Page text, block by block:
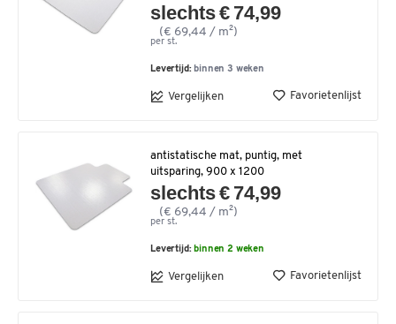
slechts € 74,99
(€ 69,44 / m²)
per st.
Levertijd:binnen 3 weken
Vergelijken Favorietenlijst
antistatische mat, puntig, met
uitsparing, 900 x 1200
slechts € 74,99
(€ 69,44 / m²)
per st.
Levertijd:binnen 2 weken
Vergelijken Favorietenlijst